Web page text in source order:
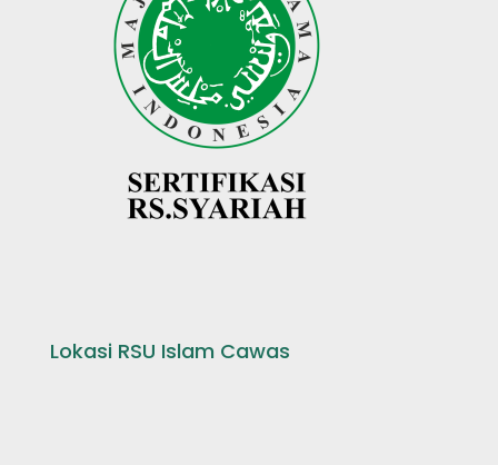
Lokasi RSU Islam Cawas